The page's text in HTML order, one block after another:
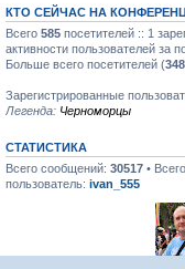
КТО СЕЙЧАС НА
Всего 585 посетителей :: 1
активности пользователей за
Больше всего посетителей (
Зарегистрированные
Легенда: Черноморцы
СТАТИСТИКА
Всего сообщений: 30517 •
пользователь: ivan_555